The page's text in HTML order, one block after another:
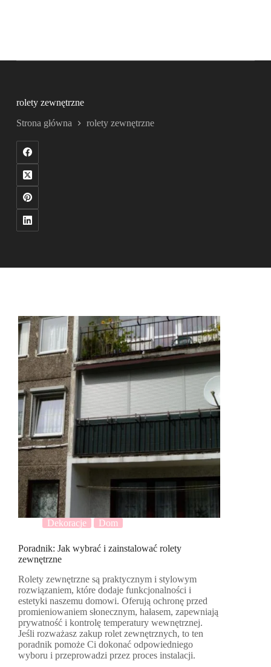
rolety zewnętrzne
Strona główna rolety zewnętrzne
Dekoracje Dom
Poradnik: Jak wybrać i zainstalować rolety
zewnętrzne
Rolety zewnętrzne są praktycznym i stylowym
rozwiązaniem, które dodaje funkcjonalności i
estetyki naszemu domowi. Oferują ochronę przed
promieniowaniem słonecznym, hałasem, zapewniają
prywatność i kontrolę temperatury wewnętrznej.
Jeśli rozważasz zakup rolet zewnętrznych, to ten
poradnik pomoże Ci dokonać odpowiedniego
wyboru i przeprowadzi przez proces instalacji.